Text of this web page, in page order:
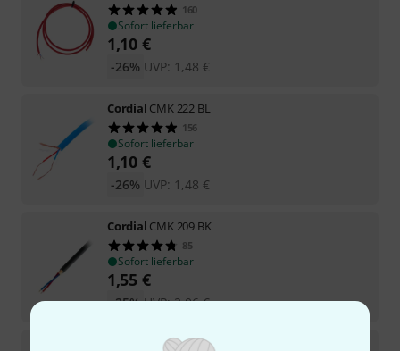
160
Sofort lieferbar
1,10 €
UVP: 1,48 €
-26%
Cordial CMK 222 BL
156
Sofort lieferbar
1,10 €
UVP: 1,48 €
-26%
Cordial CMK 209 BK
85
Sofort lieferbar
1,55 €
UVP:2,06 €
-25%
CMK 222 Mint/100M